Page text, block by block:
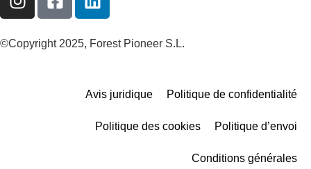
©Copyright 2025, Forest Pioneer S.L.
Avis juridique Politique de confidentialité
Politique des cookies Politique d’envoi
Conditions générales